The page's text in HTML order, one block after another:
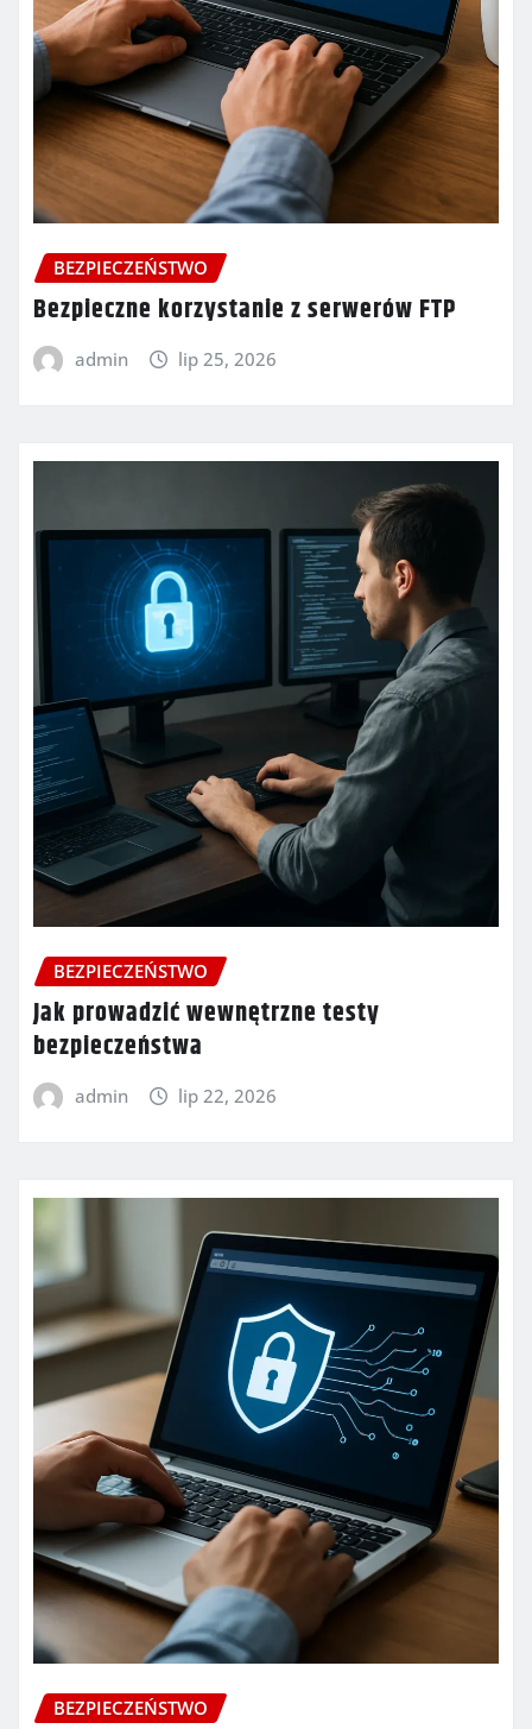
BEZPIECZEŃSTWO
Bezpieczne korzystanie z serwerów FTP
admin lip 25, 2026
BEZPIECZEŃSTWO
Jak prowadzić wewnętrzne testy
bezpieczeństwa
admin lip 22, 2026
BEZPIECZEŃSTWO